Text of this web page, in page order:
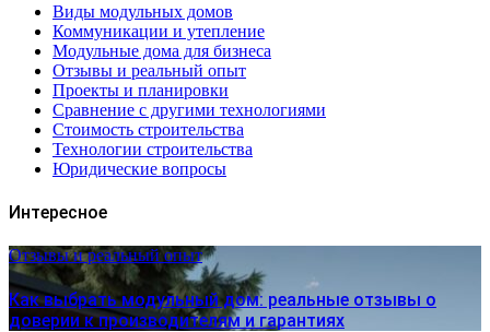
Виды модульных домов
Коммуникации и утепление
Модульные дома для бизнеса
Отзывы и реальный опыт
Проекты и планировки
Сравнение с другими технологиями
Стоимость строительства
Технологии строительства
Юридические вопросы
Интересное
Отзывы и реальный опыт
Как выбрать модульный дом: реальные отзывы о
доверии к производителям и гарантиях